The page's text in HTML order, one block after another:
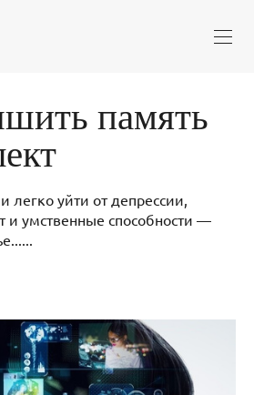
память
и легко уйти от депрессии,
и умственные способности —